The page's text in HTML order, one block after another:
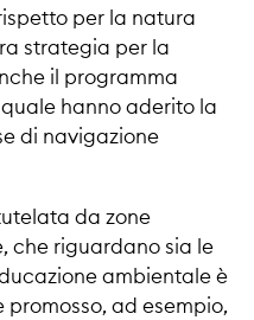
per la natura
strategia per la
il programma
hanno aderito la
di navigazione
da zone
che riguardano sia le
ambientale è
ad esempio,